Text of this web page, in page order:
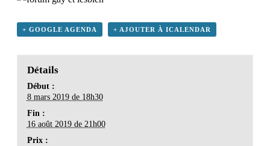
+ GOOGLE AGENDA + AJOUTER À ICALENDAR
Détails
Début :
8 mars 2019 de 18h30
Fin :
16 août 2019 de 21h00
Prix :